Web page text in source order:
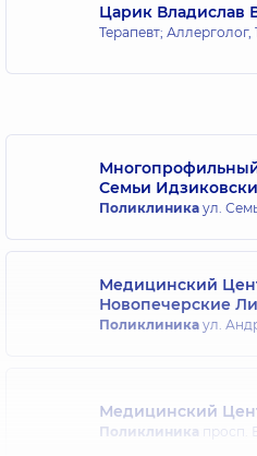
Царик Владислав
Терапевт; Аллерголог,
Семьи
Поликлиника ул.
Медицинский
Новопечерские
Поликлиника ул.
Медицинский
Поликлиника просп.